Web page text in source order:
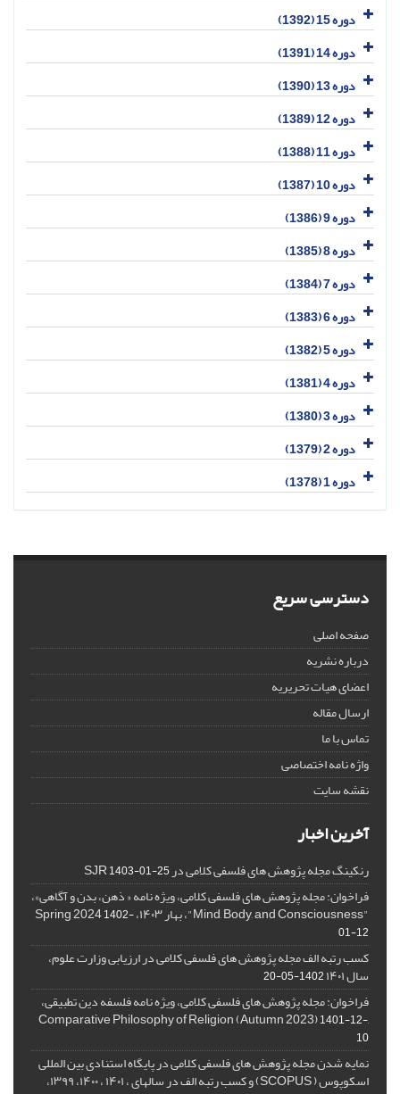
دوره 15 (1392)
دوره 14 (1391)
دوره 13 (1390)
دوره 12 (1389)
دوره 11 (1388)
دوره 10 (1387)
دوره 9 (1386)
دوره 8 (1385)
دوره 7 (1384)
دوره 6 (1383)
دوره 5 (1382)
دوره 4 (1381)
دوره 3 (1380)
دوره 2 (1379)
دوره 1 (1378)
دسترسی سریع
صفحه اصلی
درباره نشریه
اعضای هیات تحریریه
ارسال مقاله
تماس با ما
واژه نامه اختصاصی
نقشه سایت
آخرین اخبار
رنکینگ مجله پژوهش های فلسفی کلامی در SJR1403-01-25
فراخوان: مجله پژوهش های فلسفی کلامی، ویژه نامه « ذهن، بدن و آگاهی»،
"Mind, Body, and Consciousness"، بهار ۱۴۰۳، Spring 2024
1402-
01-12
کسب رتبه الف مجله پژوهش های فلسفی کلامی در ارزیابی وزارت علوم،
سال ۱۴۰۱ 1402-05-20
فراخوان: مجله پژوهش های فلسفی کلامی، ویژه نامه فلسفه دین تطبیقی،
,Comparative Philosophy of Religion (Autumn 2023)
1401-12-
10
نمایه شدن مجله پژوهش های فلسفی کلامی در پایگاه استنادی بین المللی
اسکوپوس ( SCOPUS) و کسب رتبه الف در سالهای ، ۱۴۰۱ ، ۱۴۰۰، ۱۳۹۹،